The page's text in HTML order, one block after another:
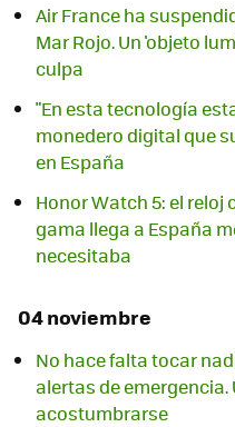
Air France ha
Mar Rojo. Un 'objeto
culpa
"En esta tecnología
monedero digital que
en España
Honor Watch 5: el reloj
gama llega a España
necesitaba
04 noviembre
No hace falta tocar
alertas de
acostumbrarse